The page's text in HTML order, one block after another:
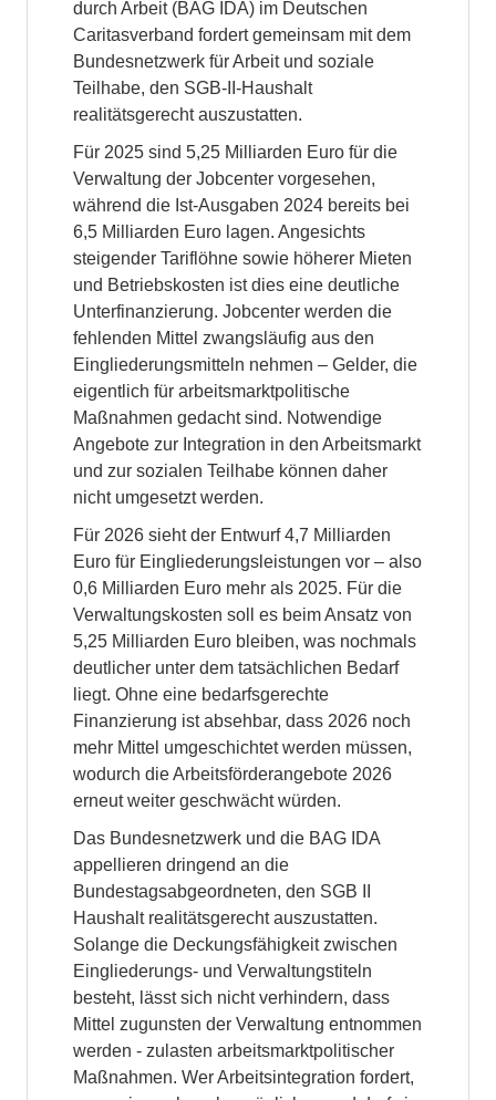
durch Arbeit (BAG IDA) im Deutschen
Caritasverband fordert gemeinsam mit dem
Bundesnetzwerk für Arbeit und soziale
Teilhabe, den SGB-II-Haushalt
realitätsgerecht auszustatten.
Für 2025 sind 5,25 Milliarden Euro für die
Verwaltung der Jobcenter vorgesehen,
während die Ist-Ausgaben 2024 bereits bei
6,5 Milliarden Euro lagen. Angesichts
steigender Tariflöhne sowie höherer Mieten
und Betriebskosten ist dies eine deutliche
Unterfinanzierung. Jobcenter werden die
fehlenden Mittel zwangsläufig aus den
Eingliederungsmitteln nehmen – Gelder, die
eigentlich für arbeitsmarktpolitische
Maßnahmen gedacht sind. Notwendige
Angebote zur Integration in den Arbeitsmarkt
und zur sozialen Teilhabe können daher
nicht umgesetzt werden.
Für 2026 sieht der Entwurf 4,7 Milliarden
Euro für Eingliederungsleistungen vor – also
0,6 Milliarden Euro mehr als 2025. Für die
Verwaltungskosten soll es beim Ansatz von
5,25 Milliarden Euro bleiben, was nochmals
deutlicher unter dem tatsächlichen Bedarf
liegt. Ohne eine bedarfsgerechte
Finanzierung ist absehbar, dass 2026 noch
mehr Mittel umgeschichtet werden müssen,
wodurch die Arbeitsförderangebote 2026
erneut weiter geschwächt würden.
Das Bundesnetzwerk und die BAG IDA
appellieren dringend an die
Bundestagsabgeordneten, den SGB II
Haushalt realitätsgerecht auszustatten.
Solange die Deckungsfähigkeit zwischen
Eingliederungs- und Verwaltungstiteln
besteht, lässt sich nicht verhindern, dass
Mittel zugunsten der Verwaltung entnommen
werden - zulasten arbeitsmarktpolitischer
Maßnahmen. Wer Arbeitsintegration fordert,